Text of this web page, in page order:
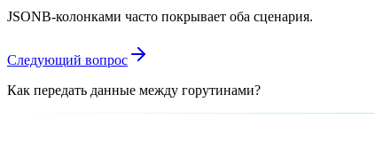
JSONB-колонками часто покрывает оба сценария.
Следующий вопрос
Как передать данные между горутинами?